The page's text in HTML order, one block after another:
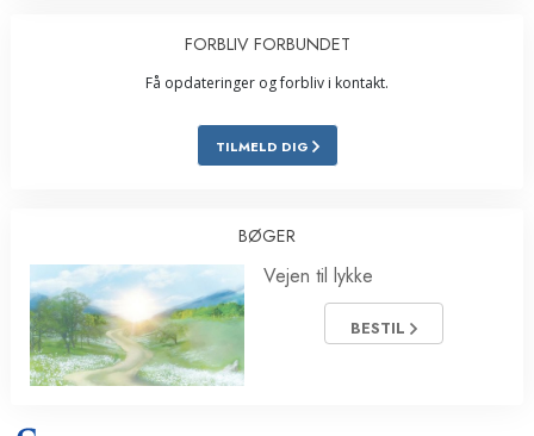
FORBLIV FORBUNDET
Få opdateringer og forbliv i kontakt.
TILMELD DIG
BØGER
Vejen til lykke
BESTIL